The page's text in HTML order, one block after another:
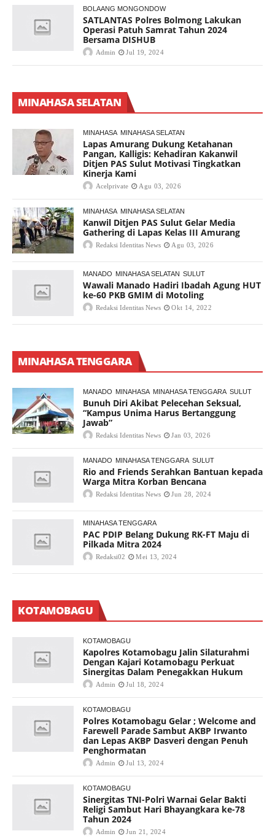
BOLAANG MONGONDOW
SATLANTAS Polres Bolmong Lakukan
Operasi Patuh Samrat Tahun 2024
Bersama DISHUB
Admin Jul 19, 2024
MINAHASA SELATAN
MINAHASA MINAHASA SELATAN
Lapas Amurang Dukung Ketahanan
Pangan, Kalligis: Kehadiran Kakanwil
Ditjen PAS Sulut Motivasi Tingkatkan
Kinerja Kami
Acelprivate Agu 03, 2026
MINAHASA MINAHASA SELATAN
Kanwil Ditjen PAS Sulut Gelar Media
Gathering di Lapas Kelas III Amurang
Redaksi Identitas News Agu 03, 2026
MANADO MINAHASA SELATAN SULUT
Wawali Manado Hadiri Ibadah Agung HUT
ke-60 PKB GMIM di Motoling
Redaksi Identitas News Okt 14, 2022
MINAHASA TENGGARA
MANADO MINAHASA MINAHASA TENGGARA SULUT
Bunuh Diri Akibat Pelecehan Seksual,
“Kampus Unima Harus Bertanggung
Jawab”
Redaksi Identitas News Jan 03, 2026
MANADO MINAHASA TENGGARA SULUT
Rio and Friends Serahkan Bantuan kepada
Warga Mitra Korban Bencana
Redaksi Identitas News Jun 28, 2024
MINAHASA TENGGARA
PAC PDIP Belang Dukung RK-FT Maju di
Pilkada Mitra 2024
Redaksi02 Mei 13, 2024
KOTAMOBAGU
KOTAMOBAGU
Kapolres Kotamobagu Jalin Silaturahmi
Dengan Kajari Kotamobagu Perkuat
Sinergitas Dalam Penegakkan Hukum
Admin Jul 18, 2024
KOTAMOBAGU
Polres Kotamobagu Gelar ; Welcome and
Farewell Parade Sambut AKBP Irwanto
dan Lepas AKBP Dasveri dengan Penuh
Penghormatan
Admin Jul 13, 2024
KOTAMOBAGU
Sinergitas TNI-Polri Warnai Gelar Bakti
Religi Sambut Hari Bhayangkara ke-78
Tahun 2024
Admin Jun 21, 2024